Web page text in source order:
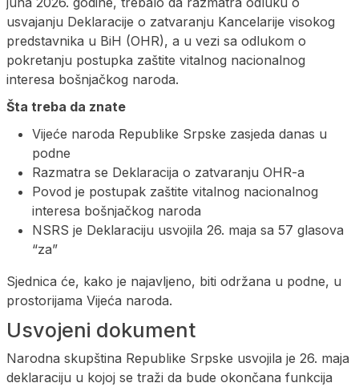
usvajanju Deklaracije o zatvaranju Kancelarije visokog
predstavnika u BiH (OHR), a u vezi sa odlukom o
pokretanju postupka zaštite vitalnog nacionalnog
interesa bošnjačkog naroda.
Šta treba da znate
Vijeće naroda Republike Srpske zasjeda danas u
podne
Razmatra se Deklaracija o zatvaranju OHR-a
Povod je postupak zaštite vitalnog nacionalnog
interesa bošnjačkog naroda
NSRS je Deklaraciju usvojila 26. maja sa 57 glasova
“za”
Sjednica će, kako je najavljeno, biti održana u podne, u
prostorijama Vijeća naroda.
Usvojeni dokument
Narodna skupština Republike Srpske usvojila je 26. maja
deklaraciju u kojoj se traži da bude okončana funkcija